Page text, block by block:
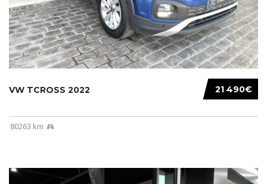
21 490€
VW TCROSS 2022
80263 km